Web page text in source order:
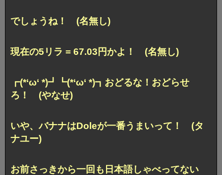
でしょうね！ (名無し)
現在の5リラ = 67.03円かよ！ (名無し)
┏(*‘ω‘ *)┛┗(*‘ω‘ *)┓おどるな！おどらせ
ろ！ (やなせ)
いや、バナナはDoleが一番うまいって！ (タ
ナユー)
お前さっきから一回も日本語しゃべってない